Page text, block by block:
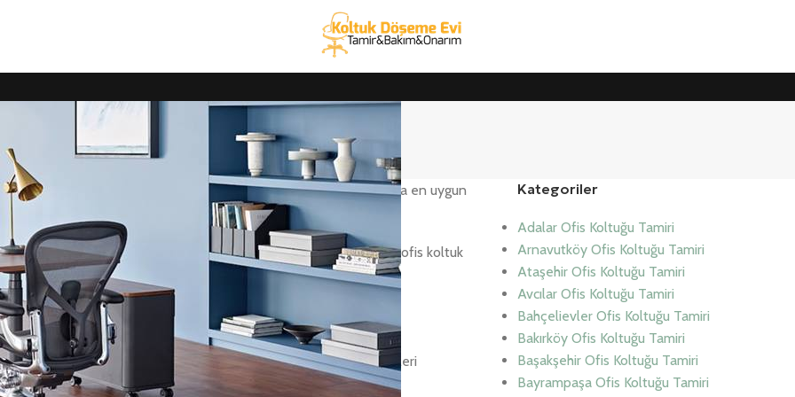
koltuk tamiri ve ofis koltuğu yedek parça hizmetlerini İstanbul’da en uygun
döşeme – kaplama için ücretsiz keşif hizmetimiz mevcuttur. Tüm ofis koltuk
veriyoruz.
hizmetleri
oturma grubu ürünlerinizin tamiri, döşemesi ve kaplama işlemleri
tarihte ücretsiz nakliye ile teslim etmekteyiz.
Kategoriler
Adalar Ofis Koltuğu Tamiri
Arnavutköy Ofis Koltuğu Tamiri
Ataşehir Ofis Koltuğu Tamiri
Avcılar Ofis Koltuğu Tamiri
Bahçelievler Ofis Koltuğu Tamiri
Bakırköy Ofis Koltuğu Tamiri
Başakşehir Ofis Koltuğu Tamiri
Bayrampaşa Ofis Koltuğu Tamiri